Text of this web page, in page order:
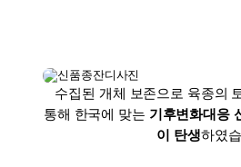
수집된 개체 보존으로 육종의
통해 한국에 맞는 기후변화대응
이 탄생하였